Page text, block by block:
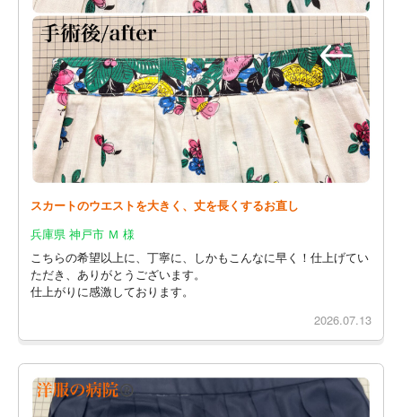
スカートのウエストを大きく、丈を長くするお直し
兵庫県 神戸市 Ｍ 様
こちらの希望以上に、丁寧に、しかもこんなに早く！仕上げてい
ただき、ありがとうございます。
仕上がりに感激しております。
2026.07.13